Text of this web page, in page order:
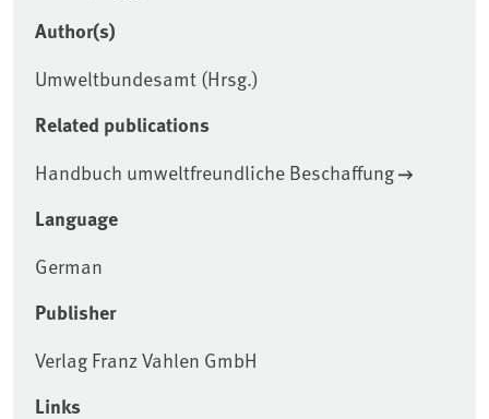
Author(s)
Umweltbundesamt (Hrsg.)
Related publications
Handbuch umweltfreundliche Beschaffung
Language
German
Publisher
Verlag Franz Vahlen GmbH
Links